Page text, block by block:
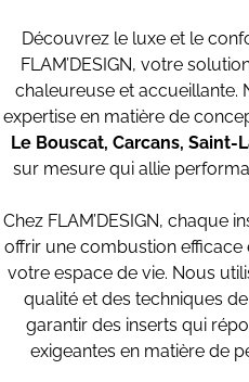
Découvrez le luxe et le
FLAM’DESIGN, votre
chaleureuse et accueillante.
expertise en matière de
Le Bouscat, Carcans, Saint-
sur mesure qui allie
Chez FLAM’DESIGN, chaque
offrir une combustion
votre espace de vie. Nous
qualité et des techniques
garantir des inserts qui
exigeantes en matière de